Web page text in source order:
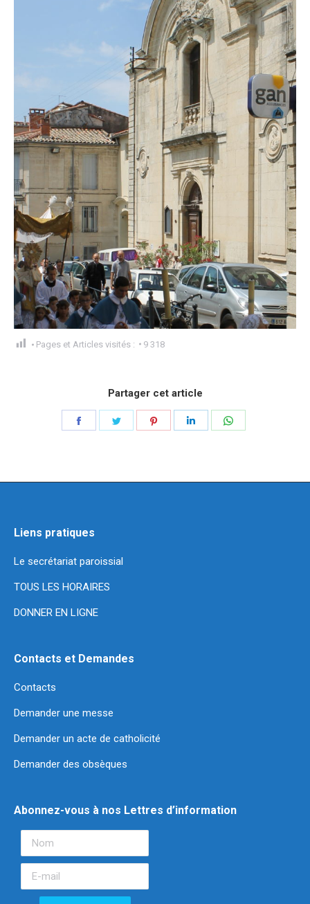
Pages et Articles visités : 9 318
Partager cet article
Liens pratiques
Le secrétariat paroissial
TOUS LES HORAIRES
DONNER EN LIGNE
Contacts et Demandes
Contacts
Demander une messe
Demander un acte de catholicité
Demander des obsèques
Abonnez-vous à nos Lettres d’information